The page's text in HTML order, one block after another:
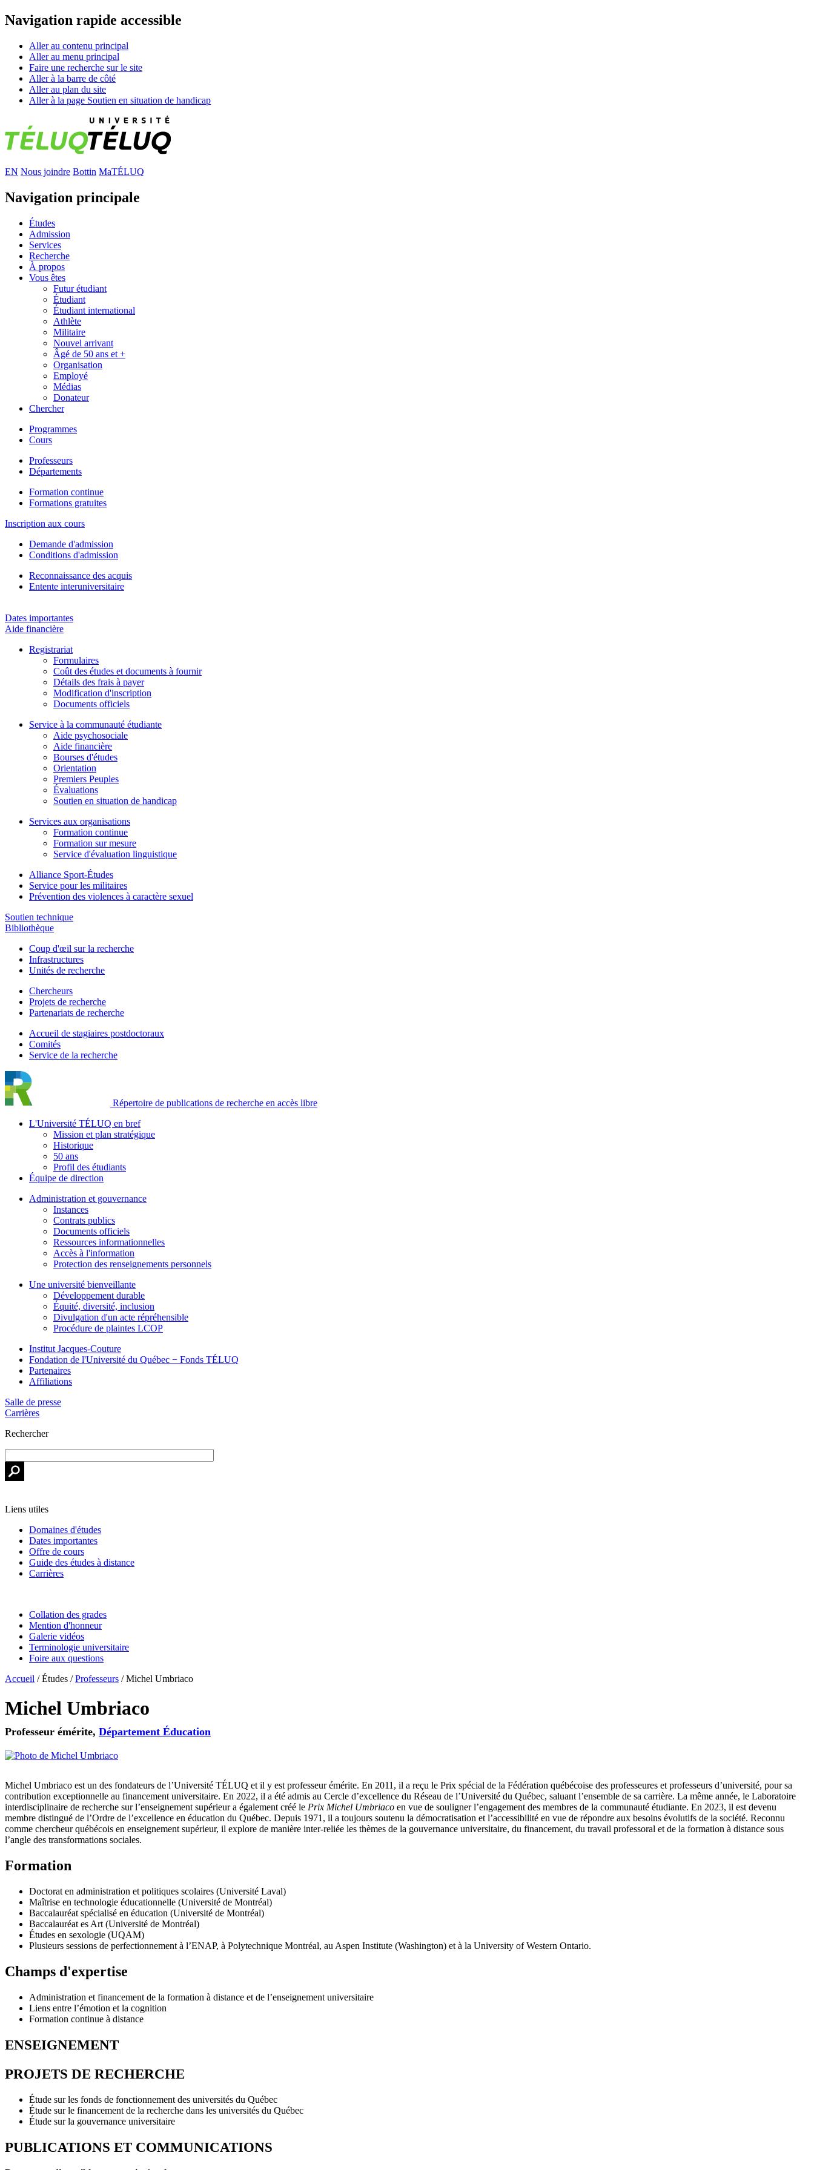
Navigation rapide accessible
Aller au contenu principal
Aller au menu principal
Faire une recherche sur le site
Aller à la barre de côté
Aller au plan du site
Aller à la page Soutien en situation de handicap
EN Nous joindre Bottin MaTÉLUQ
Navigation principale
Études
Admission
Services
Recherche
À propos
Vous êtes
Futur étudiant
Étudiant
Étudiant international
Athlète
Militaire
Nouvel arrivant
Âgé de 50 ans et +
Organisation
Employé
Médias
Donateur
Chercher
Programmes
Cours
Professeurs
Départements
Formation continue
Formations gratuites
Inscription aux cours
Demande d'admission
Conditions d'admission
Reconnaissance des acquis
Entente interuniversitaire
Dates importantes
Aide financière
Registrariat
Formulaires
Coût des études et documents à fournir
Détails des frais à payer
Modification d'inscription
Documents officiels
Service à la communauté étudiante
Aide psychosociale
Aide financière
Bourses d'études
Orientation
Premiers Peuples
Évaluations
Soutien en situation de handicap
Services aux organisations
Formation continue
Formation sur mesure
Service d'évaluation linguistique
Alliance Sport-Études
Service pour les militaires
Prévention des violences à caractère sexuel
Soutien technique
Bibliothèque
Coup d'œil sur la recherche
Infrastructures
Unités de recherche
Chercheurs
Projets de recherche
Partenariats de recherche
Accueil de stagiaires postdoctoraux
Comités
Service de la recherche
Répertoire de publications de recherche en accès libre
L'Université TÉLUQ en bref
Mission et plan stratégique
Historique
50 ans
Profil des étudiants
Équipe de direction
Administration et gouvernance
Instances
Contrats publics
Documents officiels
Ressources informationnelles
Accès à l'information
Protection des renseignements personnels
Une université bienveillante
Développement durable
Équité, diversité, inclusion
Divulgation d'un acte répréhensible
Procédure de plaintes LCOP
Institut Jacques-Couture
Fondation de l'Université du Québec − Fonds TÉLUQ
Partenaires
Affiliations
Salle de presse
Carrières
Rechercher
Liens utiles
Domaines d'études
Dates importantes
Offre de cours
Guide des études à distance
Carrières
Collation des grades
Mention d'honneur
Galerie vidéos
Terminologie universitaire
Foire aux questions
Accueil /Études /Professeurs /Michel Umbriaco
Michel Umbriaco
Professeur émérite, Département Éducation
Michel Umbriaco est un des fondateurs de l’Université TÉLUQ et il y est professeur émérite. En 2011, il a reçu le Prix spécial de la Fédération québécoise des professeures et professeurs d’université, pour sa
contribution exceptionnelle au financement universitaire. En 2022, il a été admis au Cercle d’excellence du Réseau de l’Université du Québec, saluant l’ensemble de sa carrière. La même année, le Laboratoire
interdisciplinaire de recherche sur l’enseignement supérieur a également créé le Prix Michel Umbriaco en vue de souligner l’engagement des membres de la communauté étudiante. En 2023, il est devenu
membre distingué de l’Ordre de l’excellence en éducation du Québec. Depuis 1971, il a toujours soutenu la démocratisation et l’accessibilité en vue de répondre aux besoins évolutifs de la société. Reconnu
comme chercheur québécois en enseignement supérieur, il explore de manière inter-reliée les thèmes de la gouvernance universitaire, du financement, du travail professoral et de la formation à distance sous
l’angle des transformations sociales.
Formation
Doctorat en administration et politiques scolaires (Université Laval)
Maîtrise en technologie éducationnelle (Université de Montréal)
Baccalauréat spécialisé en éducation (Université de Montréal)
Baccalauréat es Art (Université de Montréal)
Études en sexologie (UQAM)
Plusieurs sessions de perfectionnement à l’ENAP, à Polytechnique Montréal, au Aspen Institute (Washington) et à la University of Western Ontario.
Champs d'expertise
Administration et financement de la formation à distance et de l’enseignement universitaire
Liens entre l’émotion et la cognition
Formation continue à distance
ENSEIGNEMENT
PROJETS DE RECHERCHE
Étude sur les fonds de fonctionnement des universités du Québec
Étude sur le financement de la recherche dans les universités du Québec
Étude sur la gouvernance universitaire
PUBLICATIONS ET COMMUNICATIONS